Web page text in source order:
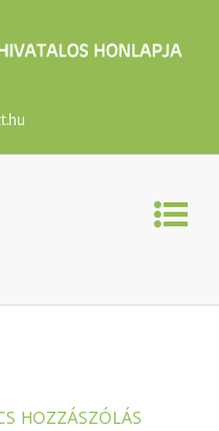
HOZZÁSZÓLÁS